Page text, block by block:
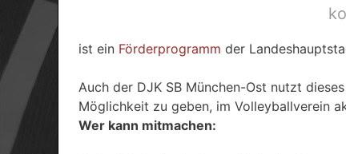
ist ein Förderprogramm der
Auch der DJK SB München-Ost nutzt
Möglichkeit zu geben, im Volleyballverein
Wer kann mitmachen: